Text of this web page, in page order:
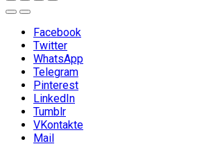
Facebook
Twitter
WhatsApp
Telegram
Pinterest
LinkedIn
Tumblr
VKontakte
Mail